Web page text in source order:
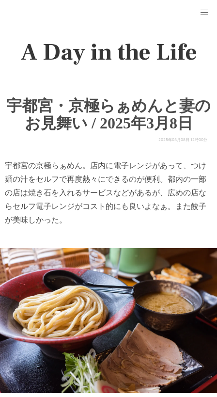
A Day in the Life
宇都宮・京極らぁめんと妻の
お見舞い / 2025年3月8日
2025年03月08日 12時00分
宇都宮の京極らぁめん。店内に電子レンジがあって、つけ
麺の汁をセルフで再度熱々にできるのが便利。都内の一部
の店は焼き石を入れるサービスなどがあるが、広めの店な
らセルフ電子レンジがコスト的にも良いよなぁ。また餃子
が美味しかった。